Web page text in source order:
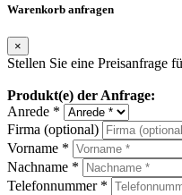
Warenkorb anfragen
×
Stellen Sie eine Preisanfrage
Produkt(e) der Anfrage:
Anrede *
Firma (optional)
Vorname *
Nachname *
Telefonnummer *